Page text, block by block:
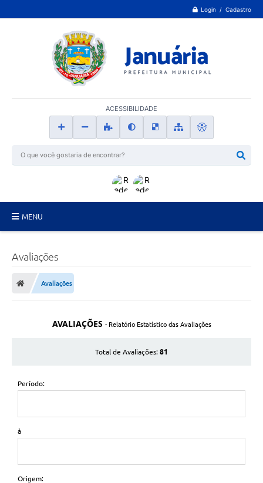
Login / Cadastro
ACESSIBILIDADE
MENU
Secretarias
Contratos
Turismo
Avaliações
Avaliações
AVALIAÇÕES - Relatório Estatístico das Avaliações
Total de Avaliações: 81
Período:
à
Origem: